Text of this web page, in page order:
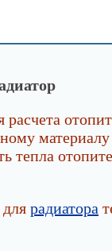
тепла
радиатора